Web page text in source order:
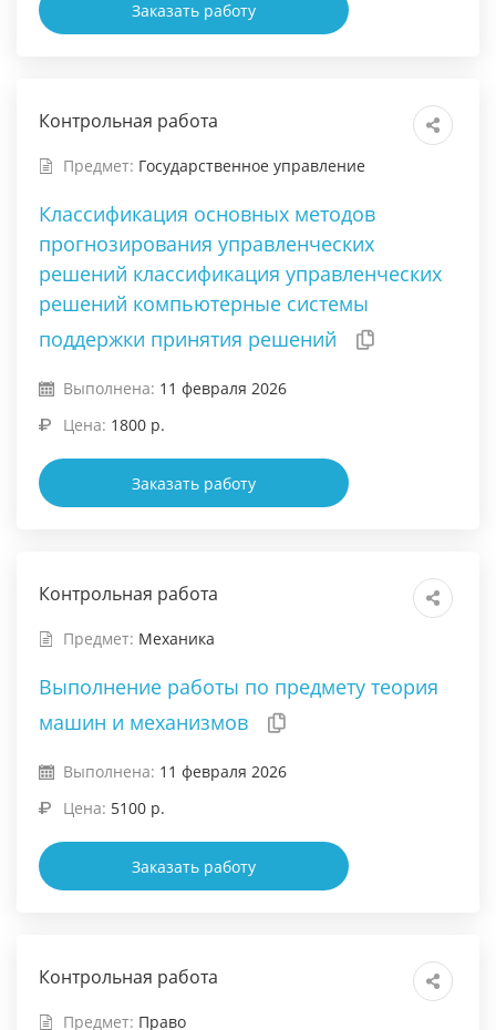
Заказать работу
Контрольная работа
Предмет: Государственное управление
Классификация основных методов
прогнозирования управленческих
решений классификация управленческих
решений компьютерные системы
поддержки принятия решений
Выполнена: 11 февраля 2026
Цена: 1800 р.
Заказать работу
Контрольная работа
Предмет: Механика
Выполнение работы по предмету теория
машин и механизмов
Выполнена: 11 февраля 2026
Цена: 5100 р.
Заказать работу
Контрольная работа
Предмет: Право